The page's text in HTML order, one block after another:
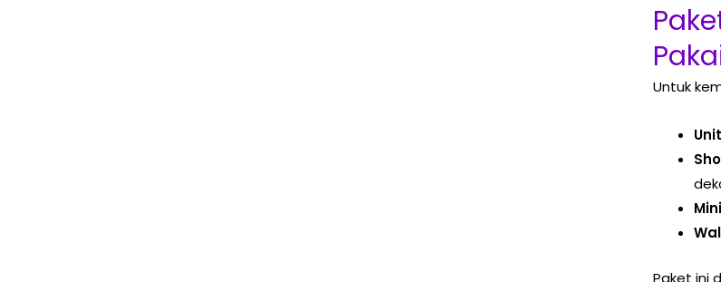
Untuk
Paket ini